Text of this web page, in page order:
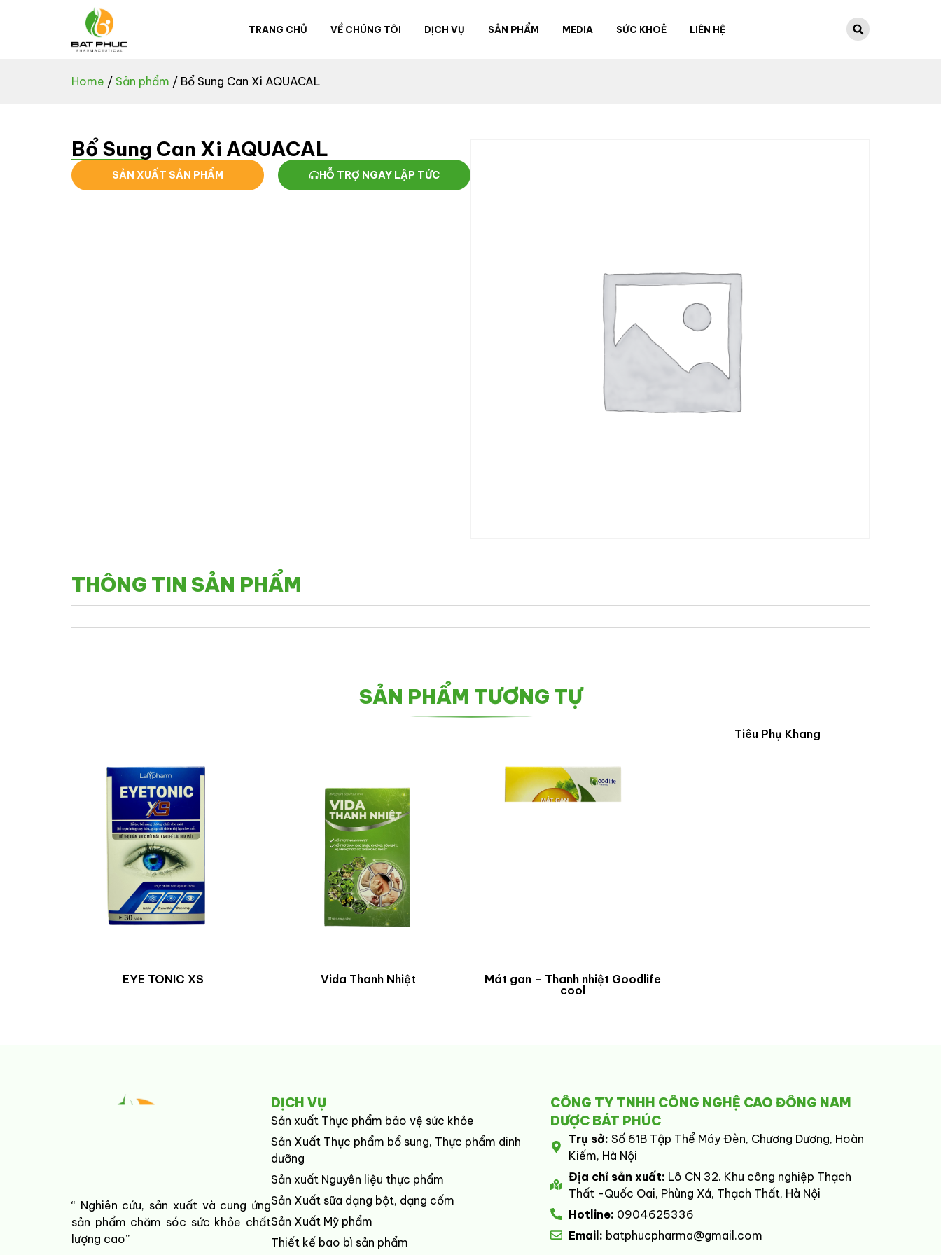
TRANG CHỦ VỀ CHÚNG TÔI DỊCH VỤ SẢN PHẨM MEDIA SỨC KHOẺ LIÊN HỆ
Home / Sản phẩm / Bổ Sung Can Xi AQUACAL
Bổ Sung Can Xi AQUACAL
SẢN XUẤT SẢN PHẨM HỖ TRỢ NGAY LẬP TỨC
THÔNG TIN SẢN PHẨM
SẢN PHẨM TƯƠNG TỰ
EYE TONIC XS Vida Thanh Nhiệt
Mát gan – Thanh nhiệt Goodlife
cool
Tiêu Phụ Khang
“ Nghiên cứu, sản xuất và cung ứng
sản phẩm chăm sóc sức khỏe chất
lượng cao”
DỊCH VỤ
Sản xuất Thực phẩm bảo vệ sức khỏe
Sản Xuất Thực phẩm bổ sung, Thực phẩm dinh
dưỡng
Sản xuất Nguyên liệu thực phẩm
Sản Xuất sữa dạng bột, dạng cốm
Sản Xuất Mỹ phẩm
Thiết kế bao bì sản phẩm
CÔNG TY TNHH CÔNG NGHỆ CAO ĐÔNG NAM
DƯỢC BÁT PHÚC
Trụ sở:Số 61B Tập Thể Máy Đèn, Chương Dương, Hoàn
Kiếm, Hà Nội
Địa chỉ sản xuất: Lô CN 32. Khu công nghiệp Thạch
Thất -Quốc Oai, Phùng Xá, Thạch Thất, Hà Nội
Hotline: 0904625336
Email: batphucpharma@gmail.com